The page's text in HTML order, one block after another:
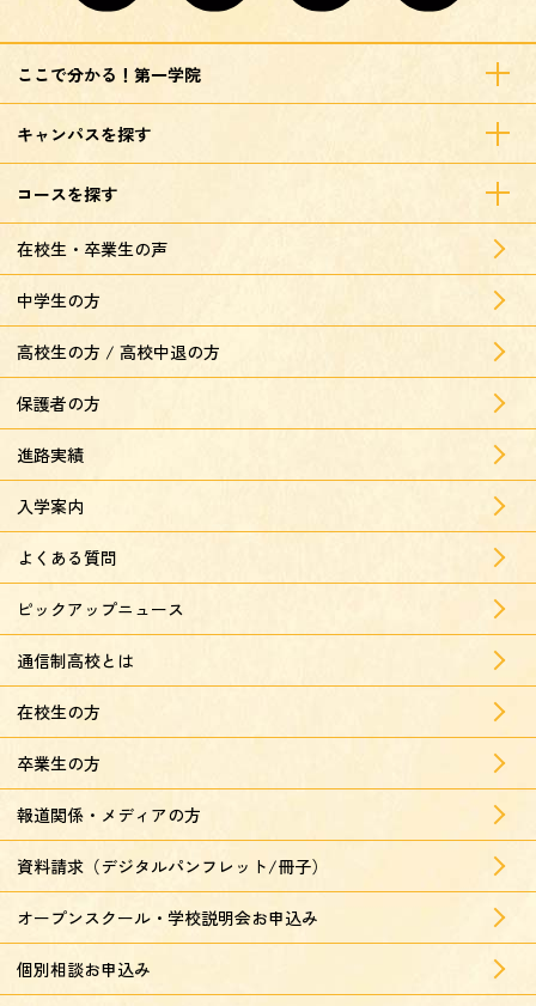
ここで分かる！第一学院
キャンパスを探す
コースを探す
在校生・卒業生の声
中学生の方
高校生の方 / 高校中退の方
保護者の方
進路実績
入学案内
よくある質問
ピックアップニュース
通信制高校とは
在校生の方
卒業生の方
報道関係・メディアの方
資料請求（デジタルパンフレット/冊子）
オープンスクール・学校説明会お申込み
個別相談お申込み